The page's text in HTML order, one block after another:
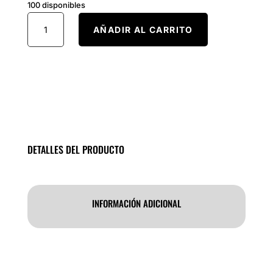
100 disponibles
Switch
pequeño
AÑADIR AL CARRITO
DETALLES DEL PRODUCTO
INFORMACIÓN ADICIONAL